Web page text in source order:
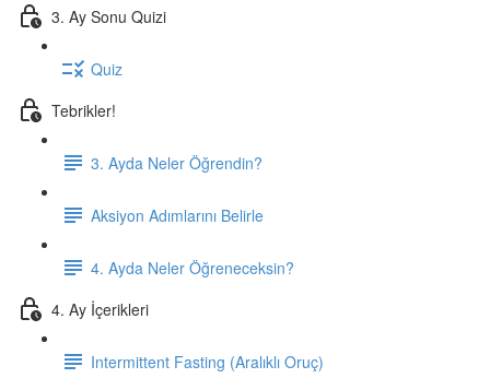
3. Ay Sonu Quizi
Quiz
Tebrikler!
3. Ayda Neler Öğrendin?
Aksiyon Adımlarını Belirle
4. Ayda Neler Öğreneceksin?
4. Ay İçerikleri
Intermittent Fasting (Aralıklı Oruç)